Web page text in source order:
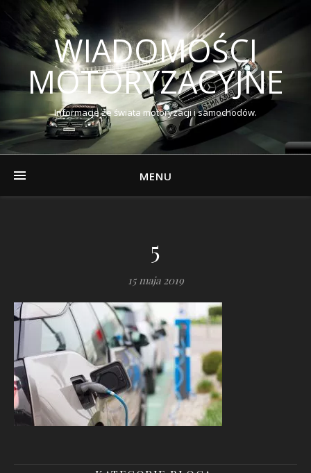
WIADOMOŚCI
MOTORYZACYJNE
Informacje ze świata motoryzacji i samochodów.
MENU
5
15 maja 2019